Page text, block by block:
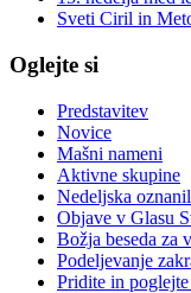
Sveti Ciril in
Oglejte si
Predstavitev
Novice
Mašni nameni
Aktivne skupine
Nedeljska
Objave v Glasu
Božja beseda za
Podeljevanje
Pridite in